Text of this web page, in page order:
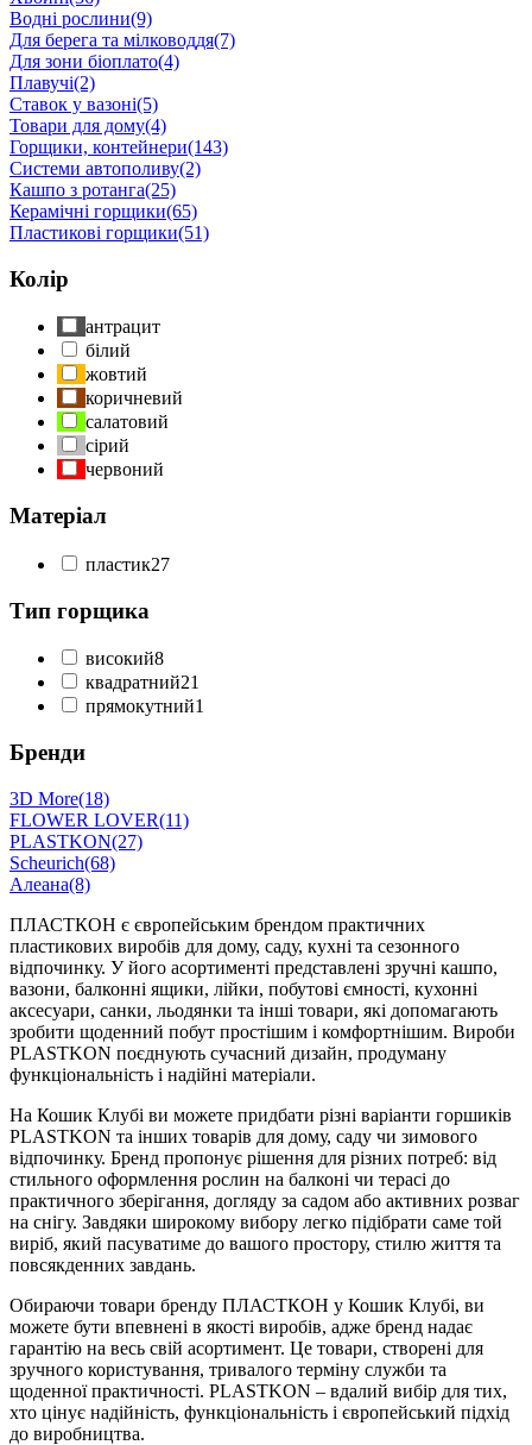
Водні рослини(9)
Для берега та мілководдя(7)
Для зони біоплато(4)
Плавучі(2)
Ставок у вазоні(5)
Товари для дому(4)
Горщики, контейнери(143)
Системи автополиву(2)
Кашпо з ротанга(25)
Керамічні горщики(65)
Пластикові горщики(51)
Колір
антрацит
білий
жовтий
коричневий
салатовий
сірий
червоний
Матеріал
пластик27
Тип горщика
високий8
квадратний21
прямокутний1
Бренди
3D More(18)
FLOWER LOVER(11)
PLASTKON(27)
Scheurich(68)
Алеана(8)
ПЛАСТКОН є європейським брендом практичних
пластикових виробів для дому, саду, кухні та сезонного
відпочинку. У його асортименті представлені зручні кашпо,
вазони, балконні ящики, лійки, побутові ємності, кухонні
аксесуари, санки, льодянки та інші товари, які допомагають
зробити щоденний побут простішим і комфортнішим. Вироби
PLASTKON поєднують сучасний дизайн, продуману
функціональність і надійні матеріали.
На Кошик Клубі ви можете придбати різні варіанти горшиків
PLASTKON та інших товарів для дому, саду чи зимового
відпочинку. Бренд пропонує рішення для різних потреб: від
стильного оформлення рослин на балконі чи терасі до
практичного зберігання, догляду за садом або активних розваг
на снігу. Завдяки широкому вибору легко підібрати саме той
виріб, який пасуватиме до вашого простору, стилю життя та
повсякденних завдань.
Обираючи товари бренду ПЛАСТКОН у Кошик Клубі, ви
можете бути впевнені в якості виробів, адже бренд надає
гарантію на весь свій асортимент. Це товари, створені для
зручного користування, тривалого терміну служби та
щоденної практичності. PLASTKON – вдалий вибір для тих,
хто цінує надійність, функціональність і європейський підхід
до виробництва.